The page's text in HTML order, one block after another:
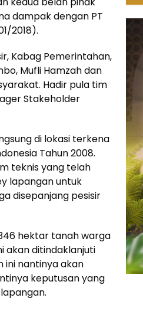
dampak dengan PT
2018).
Kabag Pemerintahan,
Mufli Hamzah dan
Hadir pula tim
Stakeholder
di lokasi terkena
Tahun 2008.
teknis yang telah
lapangan untuk
disepanjang pesisir
hektar tanah warga
akan ditindaklanjuti
ini nantinya akan
keputusan yang